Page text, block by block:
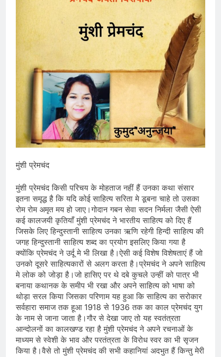
मुंशी प्रेमचंद
मुंशी प्रेमचंद किसी परिचय के मोहताज नहीं हैं उनका कथा संसार
इतना समृद्ध है कि यदि कोई साहित्य सरिता मे डूबना चाहे तो उसका
रोम रोम अमृत मय हो जाए।गोदान गबन सेवा सदन निर्मला जैसी ऐसी
कई कालजयी कृतियाँ मुंशी प्रेमचंद ने भारतीय साहित्य को दिए हैं
जिसके लिए हिन्दुस्तानी साहित्य उनका ऋणि रहेगी हिन्दी साहित्य की
जगह हिन्दुस्तानी साहित्य शब्द का प्रयोग इसलिए किया गया है
क्योंकि प्रेमचंद ने उर्दू मे भी लिखा है।ऐसी कई विशेष विशेषताएं हैं जो
उनको दूसरे साहित्यकारों से अलग करता है।प्रेमचंद ने अपने साहित्य
मे लोक को जोड़ा है।जो हासिए पर थे दबे कुचले उन्हीं को पात्र भी
बनाया कथानक के समीप भी रखा और अपने साहित्य को भाषा को
थोड़ा सरल किया जिसका परिणाम यह हुआ कि साहित्य का सरोकार
सर्वहारा समाज तक हूआ 1918 से 1936 तक का काल प्रेमचंद युग
के नाम से जाना जाता है।गौर से देखा जाए तो यह स्वतंत्रता
आन्दोलनों का कालखण्ड रहा है मुंशी प्रेमचंद ने अपने रचनाओं के
माध्यम से स्वेशी के भाव और परतंत्रता के विरोध स्वर का भी सृजन
किया है।वैसे तो मुंशी प्रेमचंद की सभी कहानियां अदभुत हैं किन्तु मेरी